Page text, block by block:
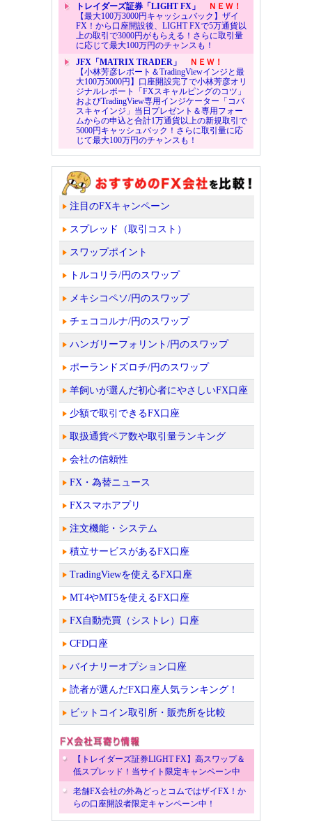
トレイダーズ証券「LIGHT FX」
ＮＥＷ！
【最大100万3000円キャッシュバック】ザイ
FX！から口座開設後、LIGHT FXで5万通貨以
上の取引で3000円がもらえる！さらに取引量
に応じて最大100万円のチャンスも！
JFX「MATRIX TRADER」
ＮＥＷ！
【小林芳彦レポート＆TradingViewインジと最
大100万5000円】口座開設完了で小林芳彦オリ
ジナルレポート「FXスキャルピングのコツ」
およびTradingView専用インジケーター「コバ
スキャインジ」当日プレゼント＆専用フォー
ムからの申込と合計1万通貨以上の新規取引で
5000円キャッシュバック！さらに取引量に応
じて最大100万円のチャンスも！
注目のFXキャンペーン
スプレッド（取引コスト）
スワップポイント
トルコリラ/円のスワップ
メキシコペソ/円のスワップ
チェココルナ/円のスワップ
ハンガリーフォリント/円のスワップ
ポーランドズロチ/円のスワップ
羊飼いが選んだ初心者にやさしいFX口座
少額で取引できるFX口座
取扱通貨ペア数や取引量ランキング
会社の信頼性
FX・為替ニュース
FXスマホアプリ
注文機能・システム
積立サービスがあるFX口座
TradingViewを使えるFX口座
MT4やMT5を使えるFX口座
FX自動売買（シストレ）口座
CFD口座
バイナリーオプション口座
読者が選んだFX口座人気ランキング！
ビットコイン取引所・販売所を比較
【トレイダーズ証券LIGHT FX】高スワップ＆
低スプレッド！当サイト限定キャンペーン中
老舗FX会社の外為どっとコムではザイFX！か
らの口座開設者限定キャンペーン中！